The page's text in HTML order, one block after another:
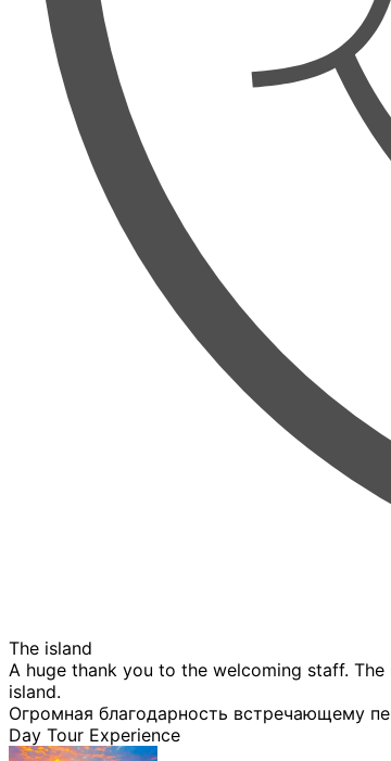
The island
A huge thank you to the welcoming staff.
island.
Огромная благодарность встречающему
Day Tour Experience